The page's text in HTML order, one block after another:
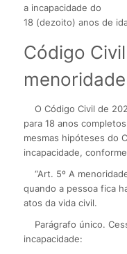
a incapacidade do
18 (dezoito) anos de
Código
menoridade
O Código Civil de
para 18 anos
mesmas hipóteses do
incapacidade,
“Art. 5º A
quando a pessoa fica
atos da vida civil.
Parágrafo único.
incapacidade: